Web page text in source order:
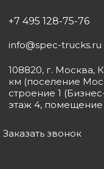
+7 495 128-75-76
info@spec-trucks.ru
108820, г. Москва,
км (поселение
строение 1
этаж 4, помещение
Заказать звонок